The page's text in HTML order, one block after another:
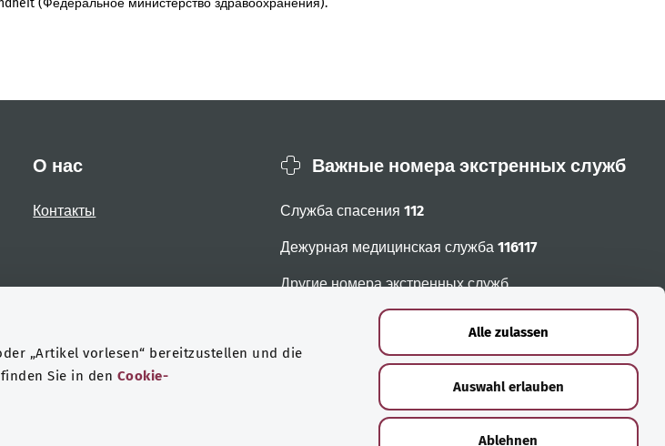
„Artikel vorlesen“ bereitzustellen und die
Sie in den Cookie-
Alle zulassen
Auswahl erlauben
Ablehnen
(Федеральное министерство здравоохранения).
О нас
Контакты
Важные номера экстренных служб
Служба спасения 112
Дежурная медицинская служба 116117
Другие номера экстренных служб